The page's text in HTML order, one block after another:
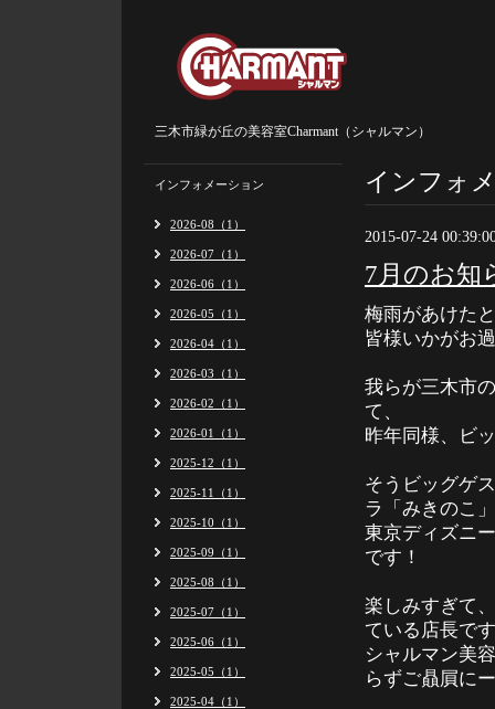
三木市緑が丘の美容室Charmant（シャルマン）
インフォ
2015-07-24
7月のお知
梅雨があけた
皆様いかがお
我らが三木市
て、
昨年同様、ビ
そうビッグゲ
ラ「みきのこ
東京ディズニ
です！
楽しみすぎて
ている店長で
シャルマン美
らずご贔屓に
インフォメーション
2026-08（1）
2026-07（1）
2026-06（1）
2026-05（1）
2026-04（1）
2026-03（1）
2026-02（1）
2026-01（1）
2025-12（1）
2025-11（1）
2025-10（1）
2025-09（1）
2025-08（1）
2025-07（1）
2025-06（1）
2025-05（1）
2025-04（1）